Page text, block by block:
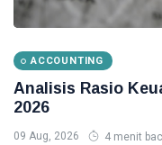
ACCOUNTING
Analisis Rasio
2026
09 Aug, 2026 4 menit